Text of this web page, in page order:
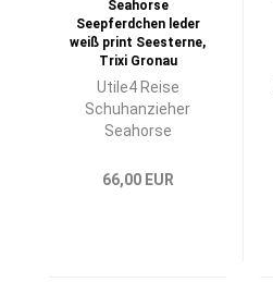
Utile4 Reise
Schuhanzieher
Seahorse
66,00 EUR